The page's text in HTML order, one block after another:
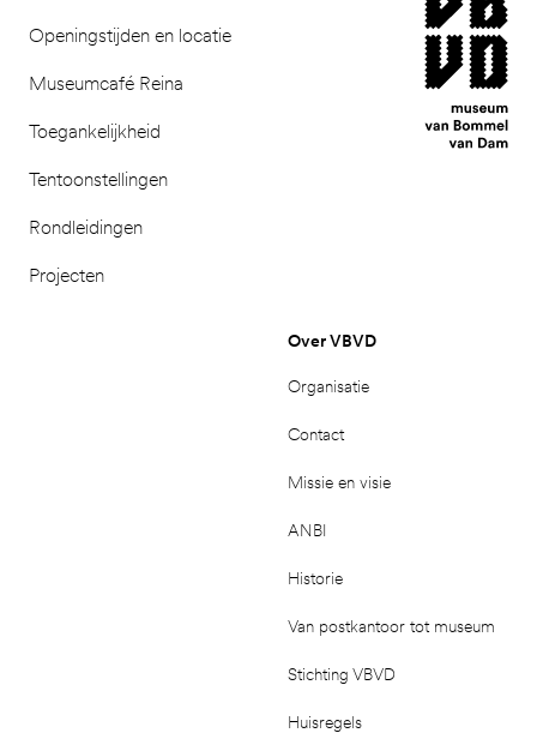
Openingstijden en locatie
Museumcafé Reina
Toegankelijkheid
Tentoonstellingen
Rondleidingen
Projecten
Over VBVD
Organisatie
Contact
Missie en visie
ANBI
Historie
Van postkantoor tot museum
Stichting VBVD
Huisregels